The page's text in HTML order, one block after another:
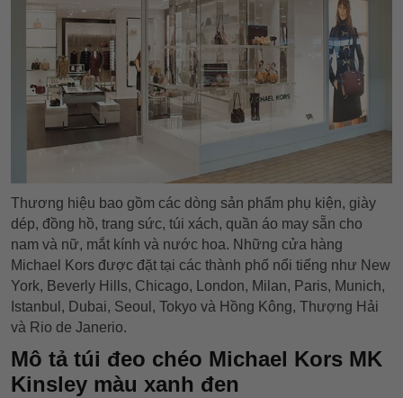
Thương hiệu bao gồm các dòng sản phẩm phụ kiện, giày
dép, đồng hồ, trang sức, túi xách, quần áo may sẵn cho
nam và nữ, mắt kính và nước hoa. Những cửa hàng
Michael Kors được đặt tại các thành phố nổi tiếng như New
York, Beverly Hills, Chicago, London, Milan, Paris, Munich,
Istanbul, Dubai, Seoul, Tokyo và Hồng Kông, Thượng Hải
và Rio de Janerio.
Mô tả túi đeo chéo Michael Kors MK
Kinsley màu xanh đen